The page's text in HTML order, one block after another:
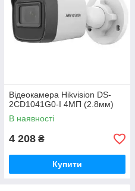
Відеокамера Hikvision DS-
2CD1041G0-I 4МП (2.8мм)
В наявності
4 208 ₴
Купити